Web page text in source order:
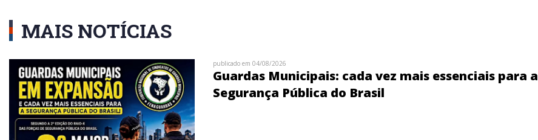
MAIS NOTÍCIAS
publicado em 04/08/2026
Guardas Municipais: cada vez mais essenciais para a
Segurança Pública do Brasil